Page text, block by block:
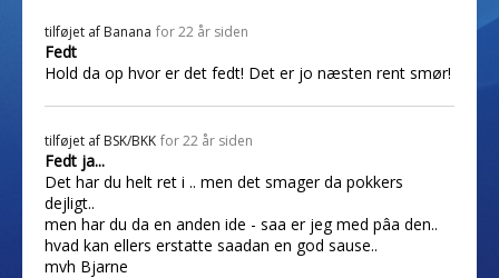
tilføjet af Banana for 22 år siden
Fedt
Hold da op hvor er det fedt! Det er jo næsten rent smør!
tilføjet af BSK/BKK for 22 år siden
Fedt ja...
Det har du helt ret i .. men det smager da pokkers
dejligt..
men har du da en anden ide - saa er jeg med pâa den..
hvad kan ellers erstatte saadan en god sause..
mvh Bjarne